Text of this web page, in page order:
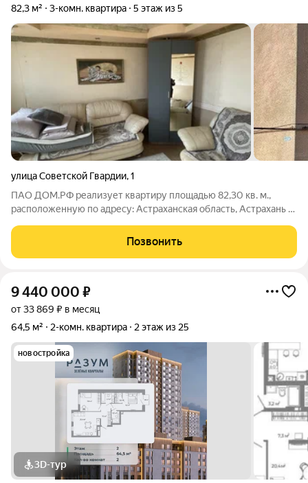
82,3 м² 3-комн. квартира 5 этаж из 5
улица Советской Гвардии,1
ПАО ДОМ.РФ реализует квартиру площадью 82,30 кв. м.,
расположенную по адресу: Астраханская область, Астрахань г.,
собственник (юридическое лицо). Кадастровый номер объекта
недвижимости: 30:12:040101:245
Позвонить
9 440 000 ₽
от 33 869 ₽ в месяц
64,5 м²
2-комн. квартира 2 этаж из 25
новостройка
3D-тур